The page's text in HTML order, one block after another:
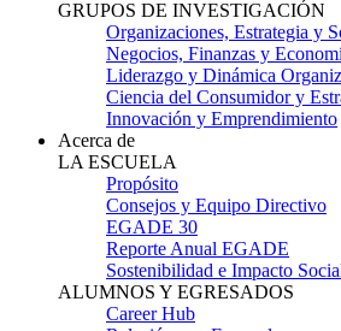
GRUPOS DE INVESTIGACIÓN
Organizaciones, Estrategia y
Negocios, Finanzas y
Liderazgo y Dinámica
Ciencia del Consumidor y
Innovación y Emprendimiento
Acerca de
LA ESCUELA
Propósito
Consejos y Equipo Directivo
EGADE 30
Reporte Anual EGADE
Sostenibilidad e Impacto
ALUMNOS Y EGRESADOS
Career Hub